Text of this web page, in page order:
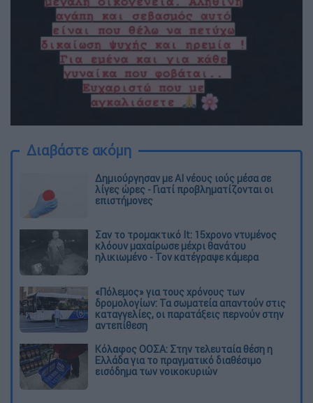
Διαβάστε ακόμη
Δημιούργησαν με AI νέους ιούς μέσα σε
λίγες ώρες - Γιατί προβληματίζονται οι
επιστήμονες
Σαν το τρομακτικό It: 15χρονο ντυμένος
κλόουν μαχαίρωσε μέχρι θανάτου
ηλικιωμένο - Τον κατέγραψε κάμερα
«Πόλεμος» για τους χρόνους των
δρομολογίων: Τα σωματεία απαντούν στις
καταγγελίες, οι παρατάξεις περνούν στην
αντεπίθεση
Κόλαφος ΟΟΣΑ: Στην τελευταία θέση η
Ελλάδα για το πραγματικό διαθέσιμο
εισόδημα των νοικοκυριών